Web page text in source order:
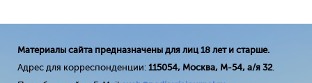
Материалы сайта предназначены для лиц 18 лет и старше.
Адрес для корреспонденции: 115054, Москва, М-54, а/я 32.